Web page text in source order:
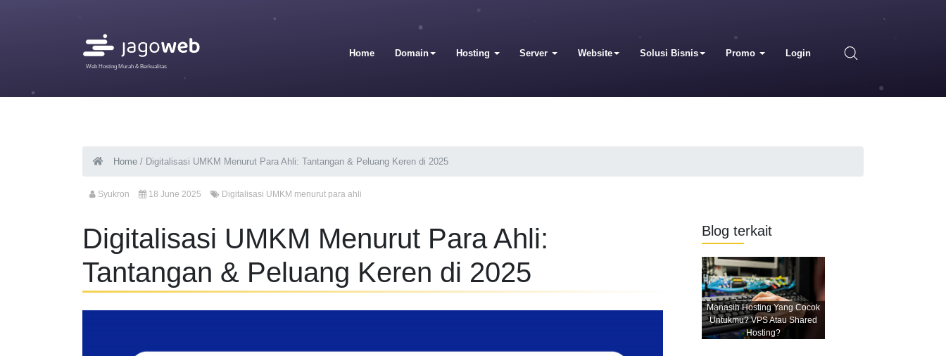
Web Hosting Murah & Berkualitas
Home Domain Hosting Server Website Solusi Bisnis Promo Login
Home / Digitalisasi UMKM Menurut Para Ahli: Tantangan & Peluang Keren di 2025
Syukron 18 June 2025 Digitalisasi UMKM menurut para ahli
Digitalisasi UMKM Menurut Para Ahli:
Tantangan & Peluang Keren di 2025
Blog terkait
Manasih Hosting Yang Cocok
Untukmu? VPS Atau Shared
Hosting?